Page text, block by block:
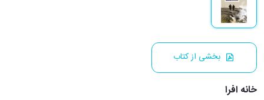
بخشی از کتاب
خانه افرا